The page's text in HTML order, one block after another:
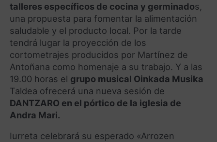
talleres específicos de cocina y germinados,
una propuesta para fomentar la alimentación
saludable y el producto local. Por la tarde
tendrá lugar la proyección de los
cortometrajes producidos por Martínez de
Antoñana como homenaje a su trabajo. Y a las
19.00 horas el grupo musical Oinkada Musika
Taldea ofrecerá una nueva sesión de
DANTZARO en el pórtico de la iglesia de
Andra Mari.
Iurreta celebrará su esperado «Arrozen